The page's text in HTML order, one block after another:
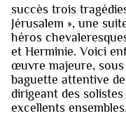
succès trois
Jérusalem », une
héros
et Herminie. Voici
œuvre majeure,
baguette attentive
dirigeant des
excellents ensembles.